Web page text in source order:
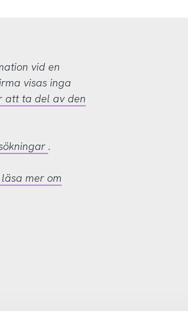
vid en
visas inga
att ta del av den
.
läsa mer om